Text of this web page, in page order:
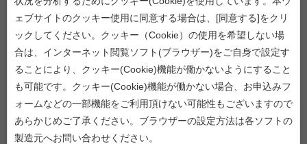
ェブサイトのクッキー使用に同意する場合は、[同意する]をクリ
ックしてください。クッキー（Cookie）の使用を希望しない場
合は、インターネット閲覧ソフト(ブラウザー)をご自身で設定す
ることにより、クッキー(Cookie)機能が働かないようにすること
も可能です。クッキー(Cookie)機能が働かない場合、お申込みフ
ォームなどの一部機能をご利用頂けない可能性もございますので
あらかじめご了承ください。ブラウザーの設定方法は各ソフトの
製造元へお問い合わせください。